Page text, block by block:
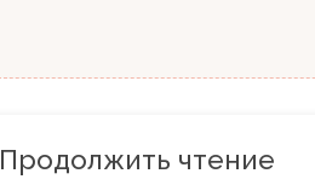
Продолжить чтение